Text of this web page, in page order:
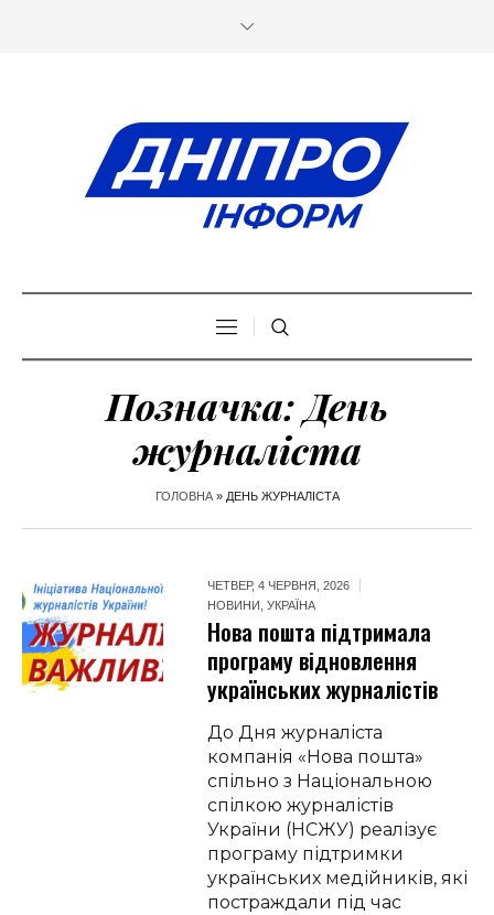
Позначка: День
журналіста
ГОЛОВНА» ДЕНЬ ЖУРНАЛІСТА
ЧЕТВЕР, 4 ЧЕРВНЯ, 2026
НОВИНИ ,УКРАЇНА
Нова пошта підтримала
програму відновлення
українських журналістів
До Дня журналіста
компанія «Нова пошта»
спільно з Національною
спілкою журналістів
України (НСЖУ) реалізує
програму підтримки
українських медійників, які
постраждали під час